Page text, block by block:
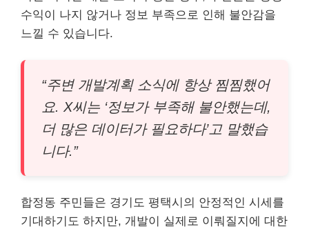
수익이 나지 않거나 정보 부족으로 인해 불안감을
느낄 수 있습니다.
“주변 개발계획 소식에 항상 찜찜했어
요. X씨는 ‘정보가 부족해 불안했는데,
더 많은 데이터가 필요하다’고 말했습
니다.”
합정동 주민들은 경기도 평택시의 안정적인 시세를
기대하기도 하지만, 개발이 실제로 이뤄질지에 대한